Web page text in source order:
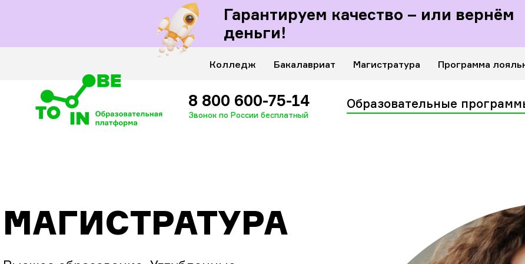
Гарантируем качество – или вернём
деньги!
Колледж Бакалавриат Магистратура Программа
8 800 600-75-14
Звонок по России бесплатный
Образовательные
Для госслужащих
Личный кабинет
МАГИСТРАТУРА